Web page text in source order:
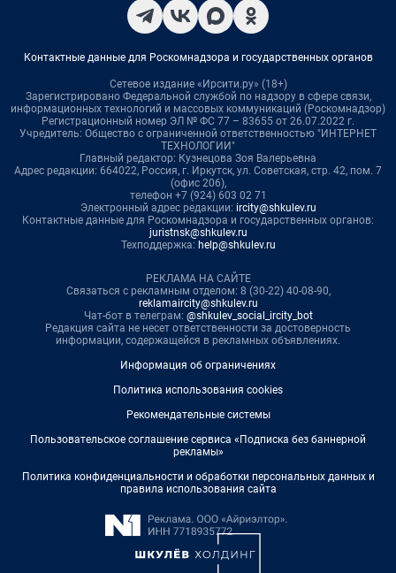
Контактные данные для Роскомнадзора и государственных органов
Сетевое издание «Ирсити.ру» (18+)
Зарегистрировано Федеральной службой по надзору в сфере связи,
информационных технологий и массовых коммуникаций (Роскомнадзор)
Регистрационный номер ЭЛ № ФС 77 – 83655 от 26.07.2022 г.
Учредитель: Общество с ограниченной ответственностью "ИНТЕРНЕТ
ТЕХНОЛОГИИ"
Главный редактор: Кузнецова Зоя Валерьевна
Адрес редакции: 664022, Россия, г. Иркутск, ул. Советская, стр. 42, пом. 7
(офис 206),
телефон +7 (924) 603 02 71
Электронный адрес редакции: ircity@shkulev.ru
Контактные данные для Роскомнадзора и государственных органов:
juristnsk@shkulev.ru
Техподдержка: help@shkulev.ru
РЕКЛАМА НА САЙТЕ
Связаться с рекламным отделом: 8 (30-22) 40-08-90,
reklamaircity@shkulev.ru
Чат-бот в телеграм: @shkulev_social_ircity_bot
Редакция сайта не несет ответственности за достоверность
информации, содержащейся в рекламных объявлениях.
Информация об ограничениях
Политика использования cookies
Рекомендательные системы
Пользовательское соглашение сервиса «Подписка без баннерной
рекламы»
Политика конфиденциальности и обработки персональных данных и
правила использования сайта